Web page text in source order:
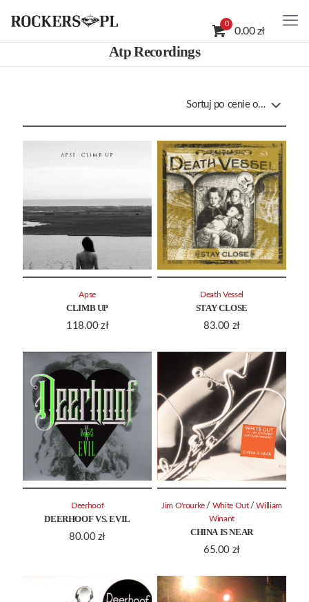
0
0.00 zł
Atp Recordings
CLIMB UP
118.00 zł
Apse
STAY CLOSE
83.00 zł
Death Vessel
DEERHOOF VS. EVIL
80.00 zł
Deerhoof
CHINA IS NEAR
65.00 zł
Jim O'rourke / White Out /William
Winant